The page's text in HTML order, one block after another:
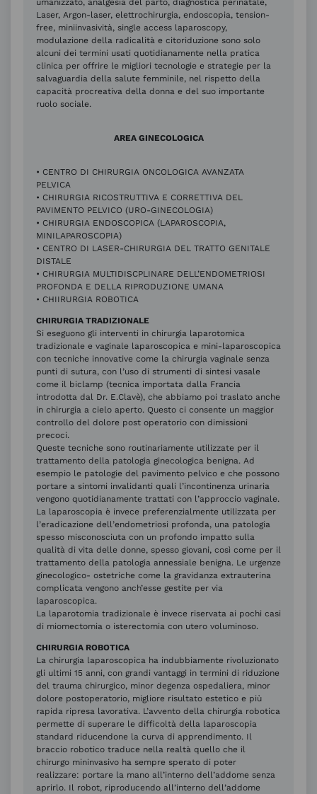
Laser, Argon-laser, elettrochirurgia, endoscopia, tension-
free, miniinvasività, single access laparoscopy,
modulazione della radicalità e citoriduzione sono solo
alcuni dei termini usati quotidianamente nella pratica
clinica per offrire le migliori tecnologie e strategie per la
salvaguardia della salute femminile, nel rispetto della
capacità procreativa della donna e del suo importante
ruolo sociale.
AREA GINECOLOGICA
• CENTRO DI CHIRURGIA ONCOLOGICA AVANZATA
PELVICA
• CHIRURGIA RICOSTRUTTIVA E CORRETTIVA DEL
PAVIMENTO PELVICO (URO-GINECOLOGIA)
• CHIRURGIA ENDOSCOPICA (LAPAROSCOPIA,
MINILAPAROSCOPIA)
• CENTRO DI LASER-CHIRURGIA DEL TRATTO GENITALE
DISTALE
• CHIRURGIA MULTIDISCPLINARE DELL’ENDOMETRIOSI
PROFONDA E DELLA RIPRODUZIONE UMANA
• CHIIRURGIA ROBOTICA
CHIRURGIA TRADIZIONALE
Si eseguono gli interventi in chirurgia laparotomica
tradizionale e vaginale laparoscopica e mini-laparoscopica
con tecniche innovative come la chirurgia vaginale senza
punti di sutura, con l’uso di strumenti di sintesi vasale
come il biclamp (tecnica importata dalla Francia
introdotta dal Dr. E.Clavè), che abbiamo poi traslato anche
in chirurgia a cielo aperto. Questo ci consente un maggior
controllo del dolore post operatorio con dimissioni
precoci.
Queste tecniche sono routinariamente utilizzate per il
trattamento della patologia ginecologica benigna. Ad
esempio le patologie del pavimento pelvico e che possono
portare a sintomi invalidanti quali l’incontinenza urinaria
vengono quotidianamente trattati con l’approccio vaginale.
La laparoscopia è invece preferenzialmente utilizzata per
l’eradicazione dell’endometriosi profonda, una patologia
spesso misconosciuta con un profondo impatto sulla
qualità di vita delle donne, spesso giovani, così come per il
trattamento della patologia annessiale benigna. Le urgenze
ginecologico- ostetriche come la gravidanza extrauterina
complicata vengono anch’esse gestite per via
laparoscopica.
La laparotomia tradizionale è invece riservata ai pochi casi
di miomectomia o isterectomia con utero voluminoso.
CHIRURGIA ROBOTICA
La chirurgia laparoscopica ha indubbiamente rivoluzionato
gli ultimi 15 anni, con grandi vantaggi in termini di riduzione
del trauma chirurgico, minor degenza ospedaliera, minor
dolore postoperatorio, migliore risultato estetico e più
rapida ripresa lavorativa. L’avvento della chirurgia robotica
permette di superare le difficoltà della laparoscopia
standard riducendone la curva di apprendimento. Il
braccio robotico traduce nella realtà quello che il
chirurgo mininvasivo ha sempre sperato di poter
realizzare: portare la mano all’interno dell’addome senza
aprirlo. Il robot, riproducendo all’interno dell’addome